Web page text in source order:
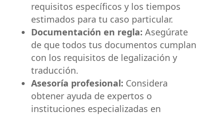
requisitos específicos y los tiempos
estimados para tu caso particular.
Documentación en regla: Asegúrate
de que todos tus documentos cumplan
con los requisitos de legalización y
traducción.
Asesoría profesional: Considera
obtener ayuda de expertos o
instituciones especializadas en